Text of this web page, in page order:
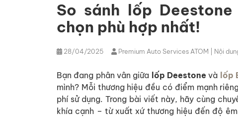
So sánh lốp
chọn phù hợp nhất!
28/04/2025 Premium Auto Services ATOM | Nội
Bạn đang phân vân giữa lốp Deestone và lốp
mình? Mỗi thương hiệu đều có điểm mạnh
phí sử dụng. Trong bài viết này, hãy cùng
khía cạnh – từ xuất xứ thương hiệu đến độ